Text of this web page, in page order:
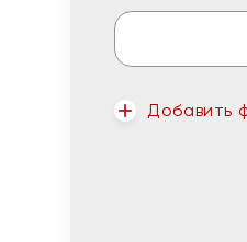
Добавить